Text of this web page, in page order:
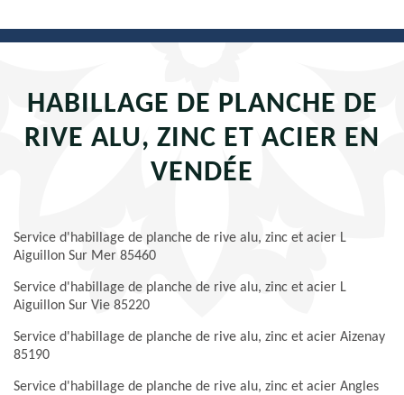
HABILLAGE DE PLANCHE DE
RIVE ALU, ZINC ET ACIER EN
VENDÉE
Service d'habillage de planche de rive alu, zinc et acier L
Aiguillon Sur Mer 85460
Service d'habillage de planche de rive alu, zinc et acier L
Aiguillon Sur Vie 85220
Service d'habillage de planche de rive alu, zinc et acier Aizenay
85190
Service d'habillage de planche de rive alu, zinc et acier Angles